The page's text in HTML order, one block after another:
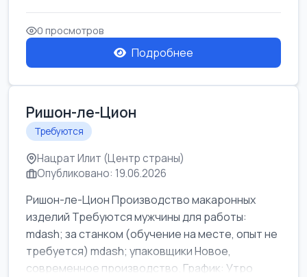
0 просмотров
Подробнее
Ришон-ле-Цион
Требуются
Нацрат Илит (Центр страны)
Опубликовано: 19.06.2026
Ришон-ле-Цион Производство макаронных
изделий Требуются мужчины для работы:
mdash; за станком (обучение на месте, опыт не
требуется) mdash; упаковщики Новое,
современное производство. График: Утро